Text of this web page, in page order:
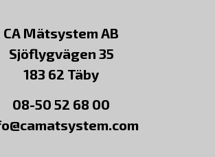
CA Mätsystem AB
Sjöflygvägen 35
183 62 Täby
08-50 52 68 00